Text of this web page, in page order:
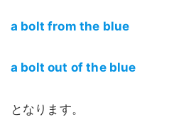
a bolt from the blue
a bolt out of the blue
となります。